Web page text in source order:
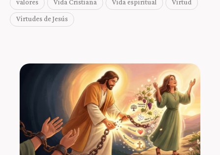
valores Vida Cristiana Vida espiritual Virtud
Virtudes de Jesús